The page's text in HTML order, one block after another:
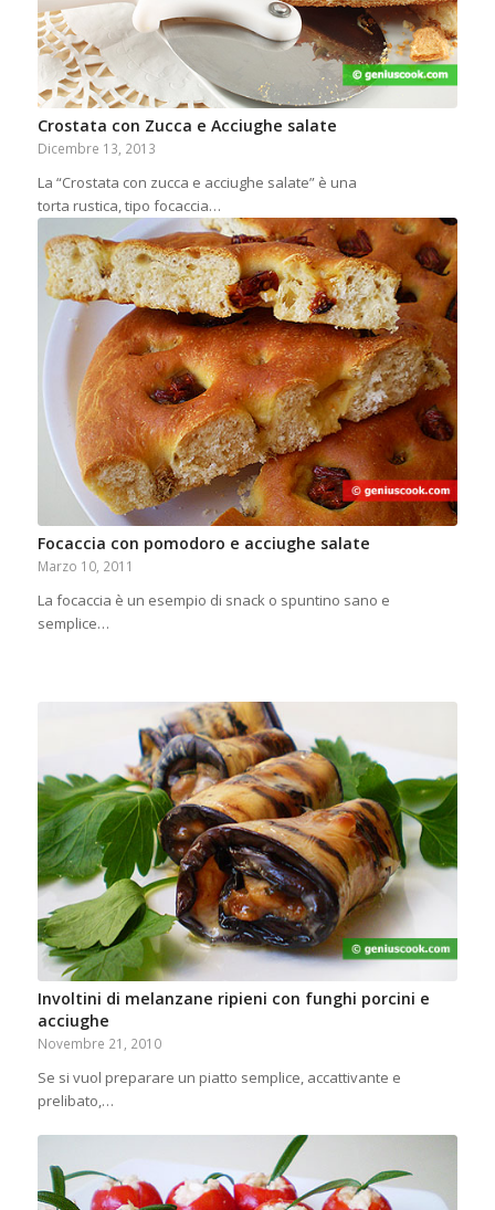
Crostata con Zucca e Acciughe salate
Dicembre 13, 2013
La “Crostata con zucca e acciughe salate” è una
torta rustica, tipo focaccia…
Focaccia con pomodoro e acciughe salate
Marzo 10, 2011
La focaccia è un esempio di snack o spuntino sano e
semplice…
Involtini di melanzane ripieni con funghi porcini e
acciughe
Novembre 21, 2010
Se si vuol preparare un piatto semplice, accattivante e
prelibato,…